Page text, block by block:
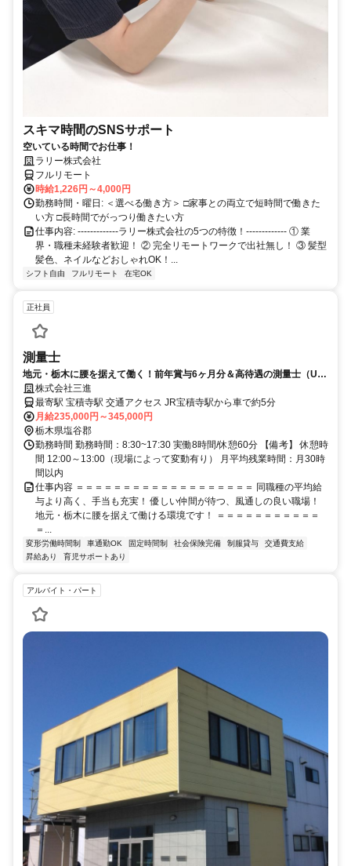
スキマ時間のSNSサポート
空いている時間でお仕事！
ラリー株式会社
フルリモート
時給1,226円～4,000円
勤務時間・曜日: ＜選べる働き方＞ □家事との両立で短時間で働きた
い方 □長時間でがっつり働きたい方
仕事内容: -------------ラリー株式会社の5つの特徴！------------- ① 業
界・職種未経験者歓迎！ ② 完全リモートワークで出社無し！ ③ 髪型
髪色、ネイルなどおしゃれOK！...
シフト自由 フルリモート 在宅OK
正社員
測量士
地元・栃木に腰を据えて働く！前年賞与6ヶ月分＆高待遇の測量士（UI
ターン・経験者歓迎）
株式会社三進
最寄駅 宝積寺駅 交通アクセス JR宝積寺駅から車で約5分
月給235,000円～345,000円
栃木県塩谷郡
勤務時間 勤務時間：8:30~17:30 実働8時間/休憩60分 【備考】 休憩時
間 12:00～13:00（現場によって変動有り） 月平均残業時間：月30時
間以内
仕事内容 ＝＝＝＝＝＝＝＝＝＝＝＝＝＝＝＝＝＝＝ 同職種の平均給
与より高く、手当も充実！ 優しい仲間が待つ、風通しの良い職場！
地元・栃木に腰を据えて働ける環境です！ ＝＝＝＝＝＝＝＝＝＝＝
＝...
変形労働時間制 車通勤OK 固定時間制 社会保険完備 制服貸与
交通費支給
昇給あり
育児サポートあり
アルバイト・パート